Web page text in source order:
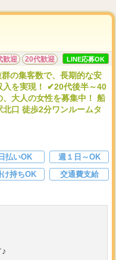
歓迎 20代歓迎 LINE応募OK
の集客数で、長期的な安
入を実現！ ✔20代後半～40
、大人の女性を募集中！ 船
北口 徒歩2分ワンルームタ
日払いOK
週１日～OK
け持ちOK
交通費支給